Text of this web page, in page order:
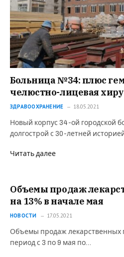
Больница №34: плюс
челюстно-лицевая
ЗДРАВООХРАНЕНИЕ 18.05.2021
Новый корпус 34-ой городской
долгострой с 30-летней
Читать далее
Объемы продаж
на 13% в начале мая
НОВОСТИ 17.05.2021
Объемы продаж лекарственных
период с 3 по 9 мая по…